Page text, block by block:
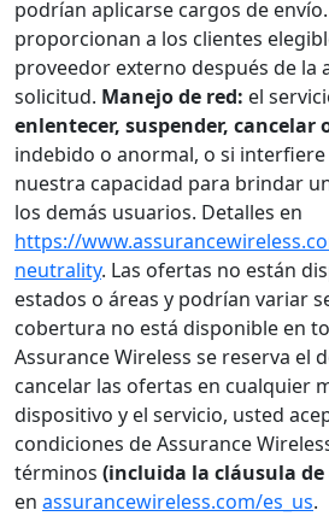
podrían aplicarse cargos de
proporcionan a los clientes
proveedor externo después de la
solicitud. Manejo de red: el
enlentecer, suspender, cancelar
indebido o anormal, o si
nuestra capacidad para brindar
los demás usuarios. Detalles en
https://
neutrality. Las ofertas no están
estados o áreas y podrían variar
cobertura no está disponible en
Assurance Wireless se reserva el
cancelar las ofertas en cualquier
dispositivo y el servicio, usted
condiciones de Assurance
términos (incluida la cláusula
en assurancewireless.com/es_us.